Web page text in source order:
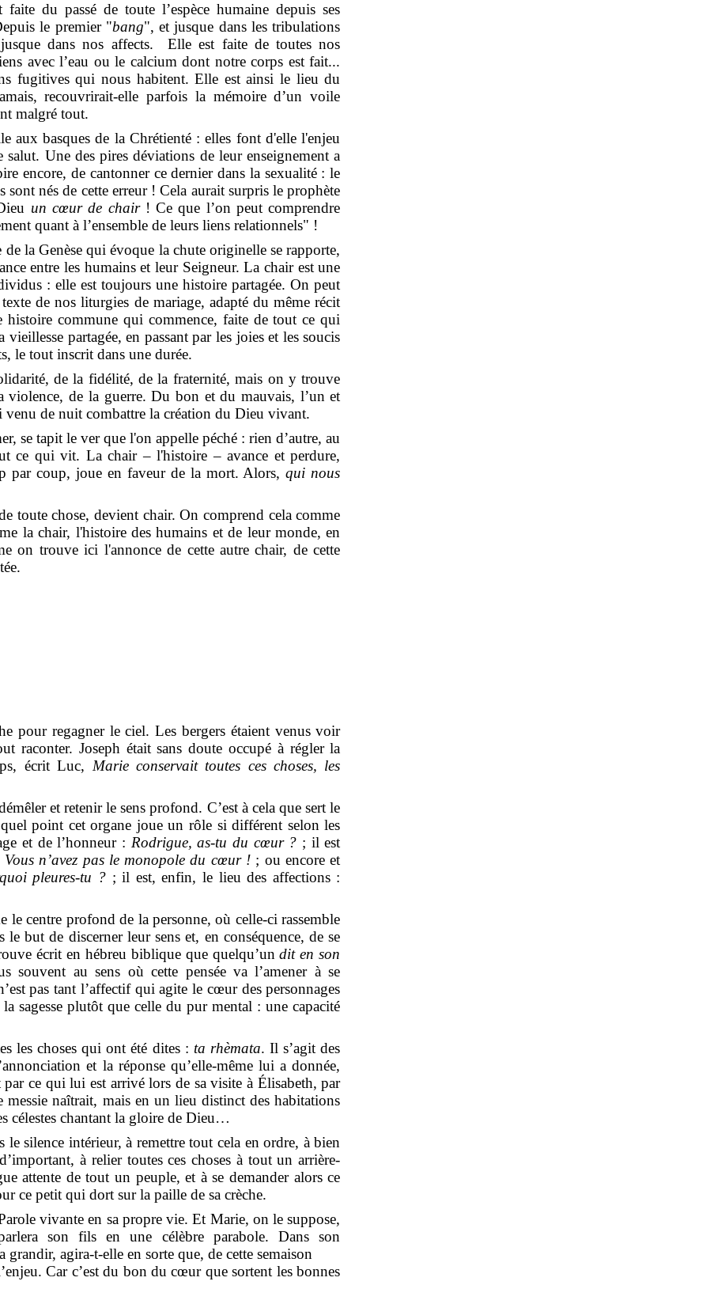
du passé de toute l’espèce humaine depuis ses
le premier "bang", et jusque dans les tribulations
dans nos affects.
Elle est faite de toutes nos
avec l’eau ou le calcium dont notre corps est fait...
fugitives qui nous habitent. Elle est ainsi le lieu du
recouvrirait-elle parfois la mémoire d’un voile
malgré tout.
aux basques de la Chrétienté : elles font d'elle l'enjeu
Une des pires déviations de leur enseignement a
encore, de cantonner ce dernier dans la sexualité : le
nés de cette erreur ! Cela aurait surpris le prophète
un cœur de chair! Ce que l’on peut comprendre
quant à l’ensemble de leurs liens relationnels" !
la Genèse qui évoque la chute originelle se rapporte,
entre les humains et leur Seigneur. La chair est une
: elle est toujours une histoire partagée. On peut
de nos liturgies de mariage, adapté du même récit
histoire commune qui commence, faite de tout ce qui
partagée, en passant par les joies et les soucis
le tout inscrit dans une durée.
de la fidélité, de la fraternité, mais on y trouve
de la guerre. Du bon et du mauvais, l’un et
venu de nuit combattre la création du Dieu vivant.
se tapit le ver que l'on appelle péché : rien d’autre, au
ce qui vit. La chair – l'histoire – avance et perdure,
par coup, joue en faveur de la mort. Alors,qui nous
toute chose, devient chair. On comprend cela comme
la chair, l'histoire des humains et de leur monde, en
on trouve ici l'annonce de cette autre chair, de cette
pour regagner le ciel. Les bergers étaient venus voir
raconter. Joseph était sans doute occupé à régler la
écrit Luc, Marie conservait toutes ces choses, les
et retenir le sens profond. C’est à cela que sert le
point cet organe joue un rôle si différent selon les
et de l’honneur : Rodrigue, as-tu du cœur ? ; il est
Vous n’avez pas le monopole du cœur ! ; ou encore et
pleures-tu ? ;il est, enfin, le lieu des affections :
centre profond de la personne, où celle-ci rassemble
but de discerner leur sens et, en conséquence, de se
écrit en hébreu biblique que quelqu’undit en son
souvent au sens où cette pensée va l’amener à se
pas tant l’affectif qui agite le cœur des personnages
sagesse plutôt que celle du pur mental : une capacité
les choses qui ont été dites : ta rhèmata. Il s’agit des
et la réponse qu’elle-même lui a donnée,
ce qui lui est arrivé lors de sa visite à Élisabeth, par
naîtrait, mais en un lieu distinct des habitations
célestes chantant la gloire de Dieu…
silence intérieur, à remettre tout cela en ordre, à bien
à relier toutes ces choses à tout un arrière-
attente de tout un peuple, et à se demander alors ce
ce petit qui dort sur la paille de sa crèche.
vivante en sa propre vie. Et Marie, on le suppose,
son fils en une célèbre parabole. Dans son
agira-t-elle en sorte que, de cette semaison
Car c’est du bon du cœur que sortent les bonnes